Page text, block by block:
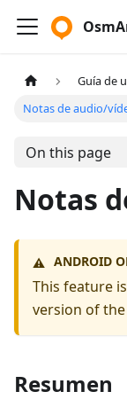
Guía de
Notas de audio/
On this page
Notas
⚠️ ANDROID
This feature
version of
Resumen